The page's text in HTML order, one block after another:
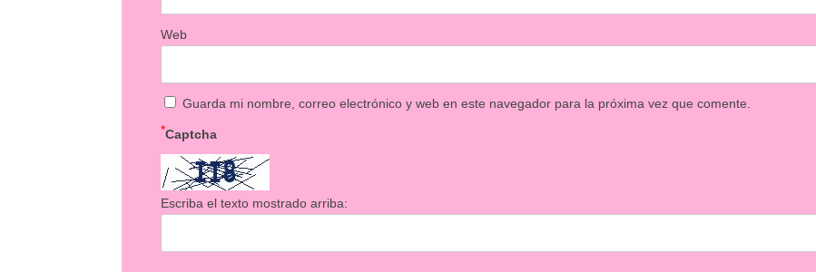
Web
Guarda mi nombre, correo electrónico y web en este navegador para la próxima vez que comente.
Captcha
*
Escriba el texto mostrado arriba: